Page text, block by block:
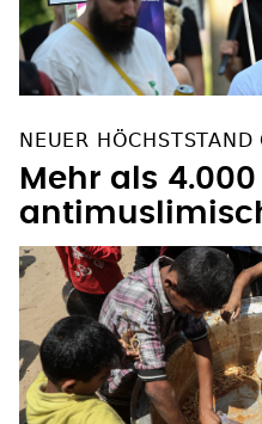
NEUER HÖCHSTSTAND
Mehr als 4.000